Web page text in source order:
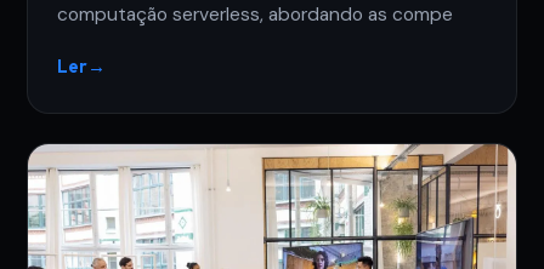
computação serverless, abordando as compe
Ler→